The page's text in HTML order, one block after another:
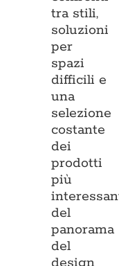
tra stili,
soluzioni
per
spazi
difficili e
una
selezione
costante
dei
prodotti
più
del
panorama
del